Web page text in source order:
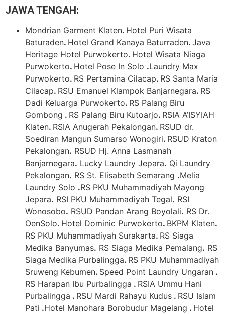
JAWA TENGAH:
Mondrian Garment Klaten. Hotel Puri Wisata
Baturaden. Hotel Grand Kanaya Baturraden. Java
Heritage Hotel Purwokerto. Hotel Wisata Niaga
Purwokerto. Hotel Pose In Solo .Laundry Max
Purwokerto. RS Pertamina Cilacap. RS Santa Maria
Cilacap. RSU Emanuel Klampok Banjarnegara. RS
Dadi Keluarga Purwokerto. RS Palang Biru
Gombong . RS Palang Biru Kutoarjo. RSIA A’ISYIAH
Klaten. RSIA Anugerah Pekalongan. RSUD dr.
Soediran Mangun Sumarso Wonogiri. RSUD Kraton
Pekalongan. RSUD Hj. Anna Lasmanah
Banjarnegara. Lucky Laundry Jepara. Qi Laundry
Pekalongan. RS St. Elisabeth Semarang .Melia
Laundry Solo .RS PKU Muhammadiyah Mayong
Jepara. RSI PKU Muhammadiyah Tegal. RSI
Wonosobo. RSUD Pandan Arang Boyolali. RS Dr.
OenSolo. Hotel Dominic Purwokerto. BKPM Klaten.
RS PKU Muhammadiyah Surakarta. RS Siaga
Medika Banyumas. RS Siaga Medika Pemalang. RS
Siaga Medika Purbalingga. RS PKU Muhammadiyah
Sruweng Kebumen. Speed Point Laundry Ungaran .
RS Harapan Ibu Purbalingga . RSIA Ummu Hani
Purbalingga . RSU Mardi Rahayu Kudus . RSU Islam
Pati .Hotel Manohara Borobudur Magelang . Hotel